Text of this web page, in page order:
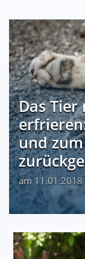
Das Tier
und
am 11.01.2018